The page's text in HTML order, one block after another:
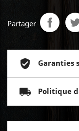
Partager
Garanties
Politique